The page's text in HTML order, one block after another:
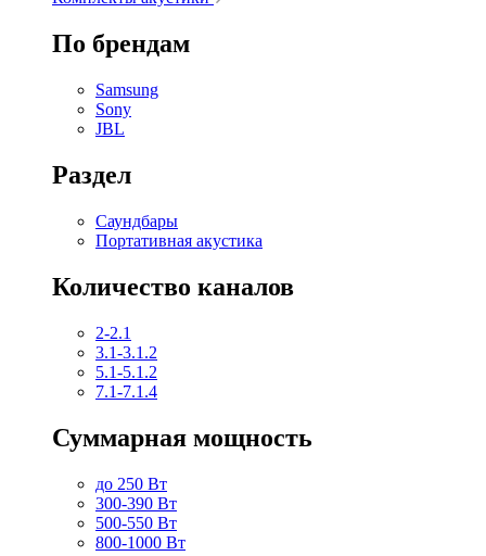
По брендам
Samsung
Sony
JBL
Раздел
Саундбары
Портативная акустика
Количество каналов
2-2.1
3.1-3.1.2
5.1-5.1.2
7.1-7.1.4
Суммарная мощность
до 250 Вт
300-390 Вт
500-550 Вт
800-1000 Вт